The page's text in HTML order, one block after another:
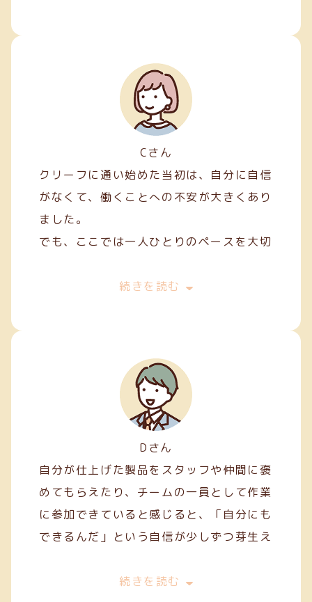
Cさん
クリーフに通い始めた当初は、自分に自信
がなくて、働くことへの不安が大きくあり
ました。
でも、ここでは一人ひとりのペースを大切
めることができました。
続きを読む
Dさん
自分が仕上げた製品をスタッフや仲間に褒
めてもらえたり、チームの一員として作業
に参加できていると感じると、「自分にも
できるんだ」という自信が少しずつ芽生え
今は、一般就労を目指してスキルを磨きな
続きを読む